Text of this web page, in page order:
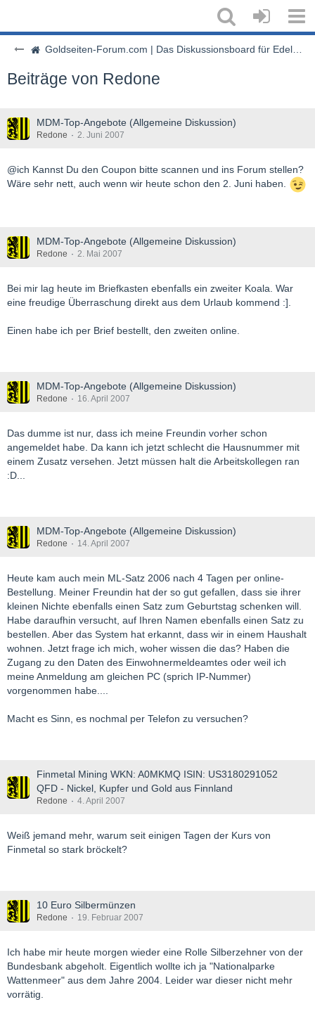
Goldseiten-Forum.com | Das Diskussionsboard für Edelmetalle & Rohstoffe
Beiträge von Redone
MDM-Top-Angebote (Allgemeine Diskussion)
Redone 2. Juni 2007
@ich Kannst Du den Coupon bitte scannen und ins Forum stellen?
Wäre sehr nett, auch wenn wir heute schon den 2. Juni haben.
MDM-Top-Angebote (Allgemeine Diskussion)
Redone 2. Mai 2007
Bei mir lag heute im Briefkasten ebenfalls ein zweiter Koala. War
eine freudige Überraschung direkt aus dem Urlaub kommend :].
Einen habe ich per Brief bestellt, den zweiten online.
MDM-Top-Angebote (Allgemeine Diskussion)
Redone 16. April 2007
Das dumme ist nur, dass ich meine Freundin vorher schon
angemeldet habe. Da kann ich jetzt schlecht die Hausnummer mit
einem Zusatz versehen. Jetzt müssen halt die Arbeitskollegen ran
:D...
MDM-Top-Angebote (Allgemeine Diskussion)
Redone 14. April 2007
Heute kam auch mein ML-Satz 2006 nach 4 Tagen per online-
Bestellung. Meiner Freundin hat der so gut gefallen, dass sie ihrer
kleinen Nichte ebenfalls einen Satz zum Geburtstag schenken will.
Habe daraufhin versucht, auf Ihren Namen ebenfalls einen Satz zu
bestellen. Aber das System hat erkannt, dass wir in einem Haushalt
wohnen. Jetzt frage ich mich, woher wissen die das? Haben die
Zugang zu den Daten des Einwohnermeldeamtes oder weil ich
meine Anmeldung am gleichen PC (sprich IP-Nummer)
vorgenommen habe....
Macht es Sinn, es nochmal per Telefon zu versuchen?
Finmetal Mining WKN: A0MKMQ ISIN: US3180291052
QFD - Nickel, Kupfer und Gold aus Finnland
Redone 4. April 2007
Weiß jemand mehr, warum seit einigen Tagen der Kurs von
Finmetal so stark bröckelt?
10 Euro Silbermünzen
Redone 19. Februar 2007
Ich habe mir heute morgen wieder eine Rolle Silberzehner von der
Bundesbank abgeholt. Eigentlich wollte ich ja "Nationalparke
Wattenmeer" aus dem Jahre 2004. Leider war dieser nicht mehr
vorrätig.